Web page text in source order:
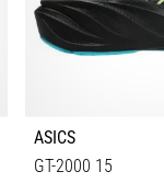
ASICS
GT-2000 15